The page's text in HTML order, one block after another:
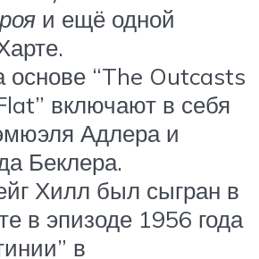
и ещё одной
“The Outcasts
включают в себя
Адлера и
Беклера.
Хилл был сыгран в
в эпизоде 1956 года
в